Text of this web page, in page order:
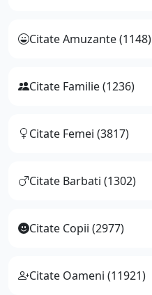
Citate Amuzante (1148)
Citate Familie (1236)
Citate Femei (3817)
Citate Barbati (1302)
Citate Copii (2977)
Citate Oameni (11921)